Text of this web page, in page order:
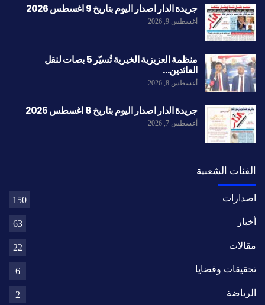
جريدة الدار اصدار اليوم بتاريخ 9 اغسطس 2026
أغسطس 9, 2026
منظمة العزيزية الخيرية تُسيّر 5 بصات لنقل
العائدين…
أغسطس 8, 2026
جريدة الدار اصدار اليوم بتاريخ 8 اغسطس 2026
أغسطس 7, 2026
الفئات الشعبية
اصدارات 150
أخبار 63
مقالات 22
تحقيقات وقضايا 6
الرياضة 2